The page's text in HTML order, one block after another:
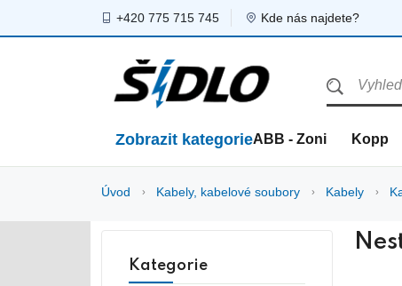
+420 775 715 745 Kde nás najdete?
Zobrazit kategorieABB - Zoni Kopp
Úvod Kabely, kabelové soubory Kabely
Kategorie